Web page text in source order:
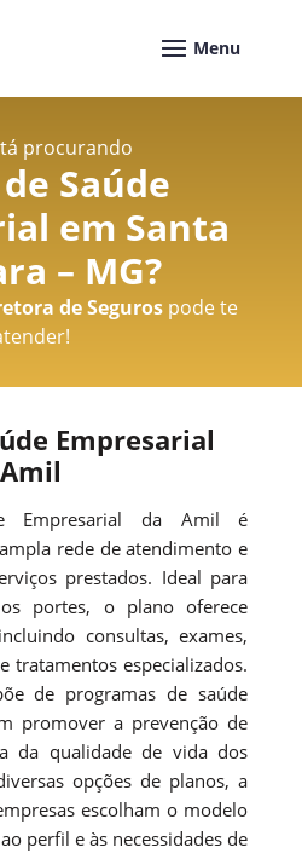
procurando
Saúde
em Santa
– MG?
de Segurospode te
Empresarial
Amil
Empresarial da Amil é
rede de atendimento e
prestados. Ideal para
portes, o plano oferece
consultas, exames,
tratamentos especializados.
de programas de saúde
promover a prevenção de
da qualidade de vida dos
opções de planos, a
escolham o modelo
perfil e às necessidades de